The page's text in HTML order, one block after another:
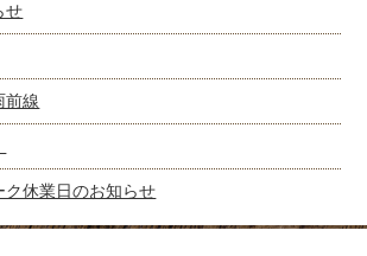
せ
前線
ク休業日のお知らせ